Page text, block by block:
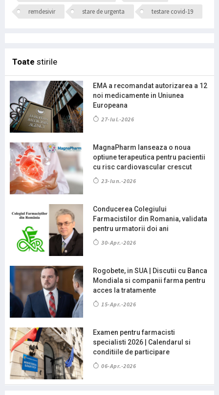
remdesivir
stare de urgenta testare covid-19
Toate stirile
EMA a recomandat autorizarea a 12
noi medicamente in Uniunea
Europeana
27-Iul.-2026
MagnaPharm lanseaza o noua
optiune terapeutica pentru pacientii
cu risc cardiovascular crescut
23-Iun.-2026
Conducerea Colegiului
Farmacistilor din Romania, validata
pentru urmatorii doi ani
30-Apr.-2026
Rogobete, in SUA | Discutii cu Banca
Mondiala si companii farma pentru
acces la tratamente
15-Apr.-2026
Examen pentru farmacisti
specialisti 2026 | Calendarul si
conditiile de participare
06-Apr.-2026